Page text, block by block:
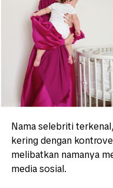
Nama selebriti
kering dengan
melibatkan namanya
media sosial.